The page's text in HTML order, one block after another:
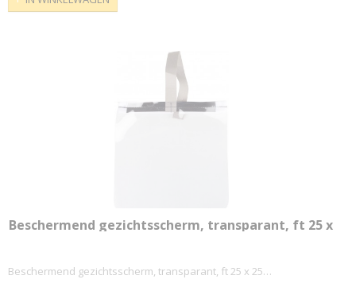
Beschermend gezichtsscherm, transparant, ft 25 x
Beschermend gezichtsscherm, transparant, ft 25 x 25…